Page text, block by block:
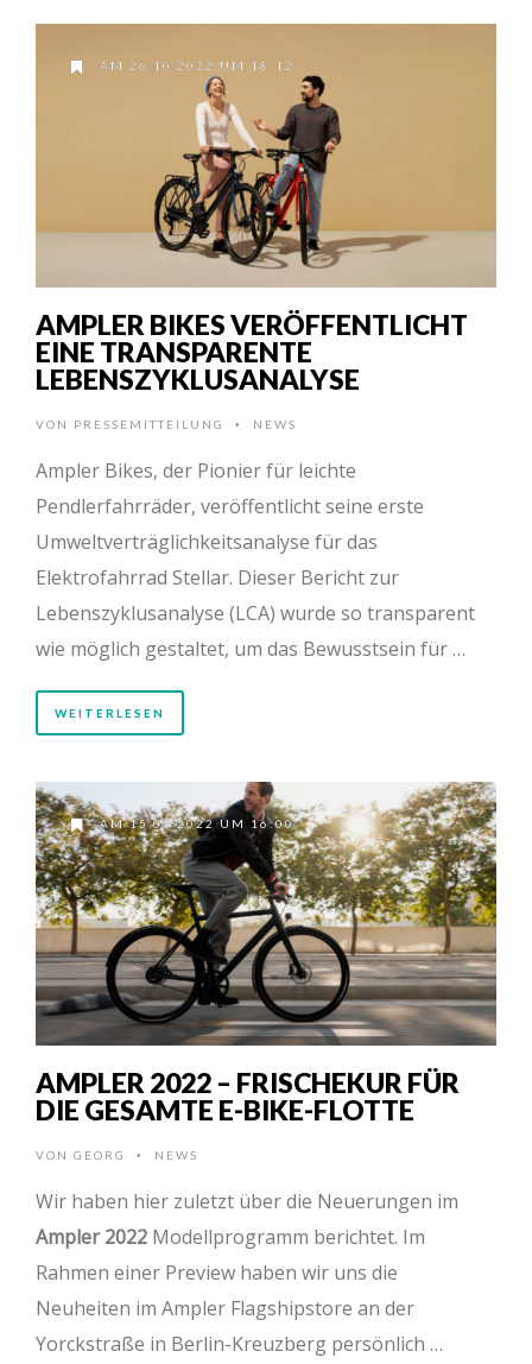
AM 26.10.2022 UM 18:12
AMPLER BIKES VERÖFFENTLICHT
EINE TRANSPARENTE
LEBENSZYKLUSANALYSE
VON PRESSEMITTEILUNG • NEWS
Ampler Bikes, der Pionier für leichte
Pendlerfahrräder, veröffentlicht seine erste
Umweltverträglichkeitsanalyse für das
Elektrofahrrad Stellar. Dieser Bericht zur
Lebenszyklusanalyse (LCA) wurde so transparent
wie möglich gestaltet, um das Bewusstsein für …
WEITERLESEN
AM 15.03.2022 UM 16:00
AMPLER 2022 – FRISCHEKUR FÜR
DIE GESAMTE E-BIKE-FLOTTE
VON GEORG • NEWS
Wir haben hier zuletzt über die Neuerungen im
Ampler 2022 Modellprogramm berichtet. Im
Rahmen einer Preview haben wir uns die
Neuheiten im Ampler Flagshipstore an der
Yorckstraße in Berlin-Kreuzberg persönlich …